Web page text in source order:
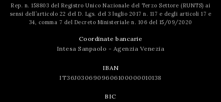
Rep. n. 158803 del Registro Unico Nazionale del Terzo Settore (RUNTS) ai
sensi dell’articolo 22 del D. Lgs. del 3 luglio 2017 n. 117 e degli articoli 17 e
34, comma 7 del Decreto Ministeriale n. 106 del 15/09/2020
Coordinate bancarie
Intesa Sanpaolo - Agenzia Venezia
IBAN
IT36J0306909606100000010138
BIC